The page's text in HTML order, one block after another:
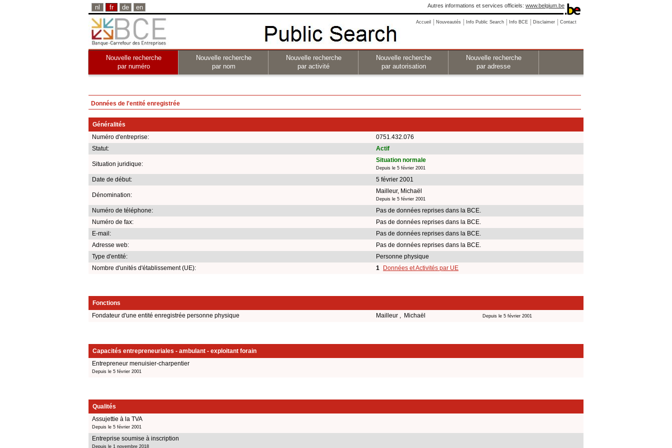
nl fr de en Autres informations et services officiels: www.belgium.be
Accueil Nouveautés Info Public Search Info BCE Disclaimer Contact
Nouvelle recherche
par numéro
Nouvelle recherche
par nom
Nouvelle recherche
par activité
Nouvelle recherche
par autorisation
Nouvelle recherche
par adresse
Données de l'entité enregistrée
Généralités
Numéro d'entreprise:
0751.432.076
Statut:
Actif
Situation juridique:
Situation normale
Depuis le 5 février 2001
Date de début: 5 février 2001
Dénomination:
Mailleur, Michaël
Depuis le 5 février 2001
Numéro de téléphone:
Pas de données reprises dans la BCE.
Numéro de fax:
Pas de données reprises dans la BCE.
E-mail:
Pas de données reprises dans la BCE.
Adresse web:
Pas de données reprises dans la BCE.
Type d'entité:
Personne physique
Nombre d'unités d'établissement (UE):
1 Données et Activités par UE
Fonctions
Fondateur d'une entité enregistrée personne physique
Mailleur , Michaël Depuis le 5 février 2001
Capacités entrepreneuriales - ambulant - exploitant forain
Entrepreneur menuisier-charpentier
Depuis le 5 février 2001
Qualités
Assujettie à la TVA
Depuis le 5 février 2001
Entreprise soumise à inscription
Depuis le 1 novembre 2018